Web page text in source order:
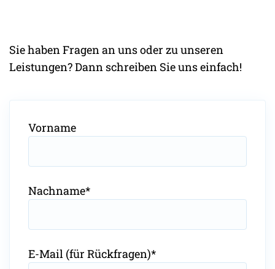
Sie haben Fragen an uns oder zu unseren
Leistungen? Dann schreiben Sie uns einfach!
Vorname
Pflichtfeld
Nachname*
Pflichtfeld
E-Mail (für Rückfragen)*